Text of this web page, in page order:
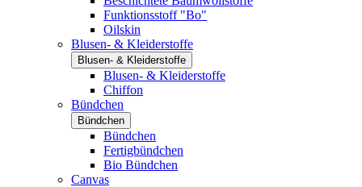
Funktionsstoff "Bo"
Oilskin
Blusen- & Kleiderstoffe
Blusen- & Kleiderstoffe
Blusen- & Kleiderstoffe
Chiffon
Bündchen
Bündchen
Bündchen
Fertigbündchen
Bio Bündchen
Canvas